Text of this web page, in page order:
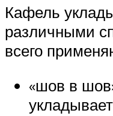
Кафель
различными
всего
«шов в